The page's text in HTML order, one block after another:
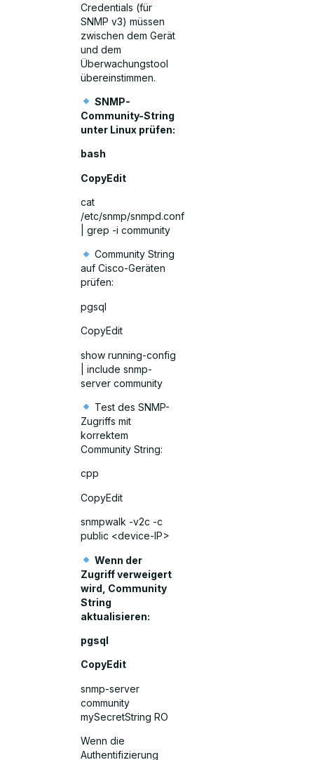
Credentials (für
SNMP v3) müssen
zwischen dem Gerät
und dem
Überwachungstool
übereinstimmen.
SNMP-
Community-String
unter Linux prüfen:
bash
CopyEdit
cat
/etc/snmp/snmpd.conf
| grep -i community
Community String
auf Cisco-Geräten
prüfen:
pgsql
CopyEdit
show running-config
| include snmp-
server community
Test des SNMP-
Zugriffs mit
korrektem
Community String:
cpp
CopyEdit
snmpwalk -v2c -c
public <device-IP>
Wenn der
Zugriff verweigert
wird, Community
String
aktualisieren:
pgsql
CopyEdit
snmp-server
community
mySecretString RO
Wenn die
Authentifizierung